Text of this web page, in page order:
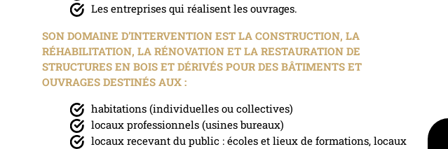
Les entreprises qui réalisent les ouvrages.
SON DOMAINE D’INTERVENTION EST LA CONSTRUCTION, LA
RÉHABILITATION, LA RÉNOVATION ET LA RESTAURATION DE
STRUCTURES EN BOIS ET DÉRIVÉS POUR DES BÂTIMENTS ET
OUVRAGES DESTINÉS AUX :
habitations (individuelles ou collectives)
locaux professionnels (usines bureaux)
locaux recevant du public : écoles et lieux de formations, locaux